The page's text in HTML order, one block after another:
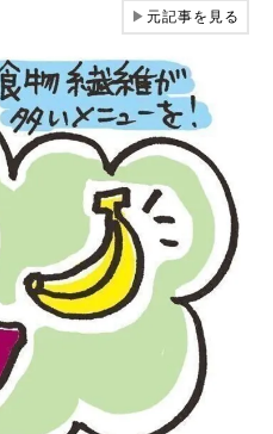
▶元記事を見る